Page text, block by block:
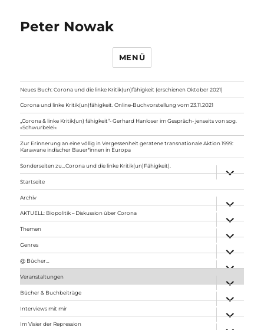
Peter Nowak
MENÜ
Neues Buch: Corona und die linke Kritik(un)fähigkeit (erschienen Oktober 2021)
Corona und linke Kritik(un)fähigkeit. Online-Buchvorstellung vom 23.11.2021
„Corona & linke Kritik(un) fähigkeit“- Gerhard Hanloser im Gespräch- jenseits von sog.
»Schwurbelei«
Zur Erinnerung an eine völlig in Vergessenheit geratene transnationale Aktion 1999:
Karawane indischer Bauer*innen in Europa
Sonderseiten zu…Corona und die linke Kritik(un)Fähigkeit).
anzeigen
Startseite
Archiv
anzeigen
AKTUELL: Biopolitik – Diskussion über Corona
anzeigen
Themen
anzeigen
Genres
anzeigen
@ Bücher…
Veranstaltungen
anzeigen
Bücher & Buchbeiträge
anzeigen
Interviews mit mir
anzeigen
Im Visier der Repression